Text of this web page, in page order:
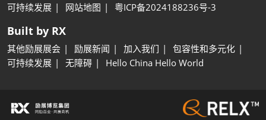
可持续发展 网站地图 粤ICP备2024188236号-3
Built by RX
其他励展展会 励展新闻 加入我们
包容性和多元化
可持续发展
无障碍 Hello China Hello World